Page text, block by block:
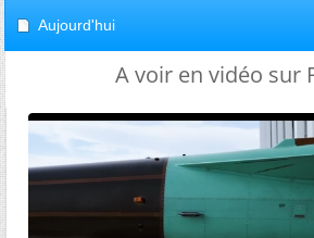
Aujourd'hui
A voir en vidéo sur